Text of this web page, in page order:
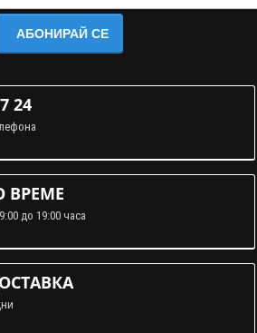
АБОНИРАЙ СЕ
24
ВРЕМЕ
до 19:00 часа